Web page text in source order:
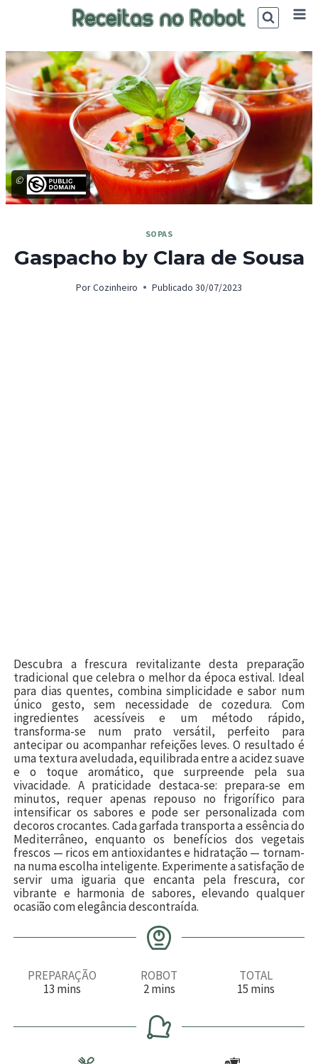
©
SOPAS
Gaspacho by Clara de Sousa
Por Cozinheiro Publicado 30/07/2023
Descubra a frescura revitalizante desta preparação
tradicional que celebra o melhor da época estival. Ideal
para dias quentes, combina simplicidade e sabor num
único gesto, sem necessidade de cozedura. Com
ingredientes acessíveis e um método rápido,
transforma-se num prato versátil, perfeito para
antecipar ou acompanhar refeições leves. O resultado é
uma textura aveludada, equilibrada entre a acidez suave
e o toque aromático, que surpreende pela sua
vivacidade. A praticidade destaca-se: prepara-se em
minutos, requer apenas repouso no frigorífico para
intensificar os sabores e pode ser personalizada com
decoros crocantes. Cada garfada transporta a essência do
Mediterrâneo, enquanto os benefícios dos vegetais
frescos — ricos em antioxidantes e hidratação — tornam-
na numa escolha inteligente. Experimente a satisfação de
servir uma iguaria que encanta pela frescura, cor
vibrante e harmonia de sabores, elevando qualquer
ocasião com elegância descontraída.
PREPARAÇÃO
13m
u
mins
ROBOT
2m
n
u
t
mins
TOTAL
15 m
u
mins